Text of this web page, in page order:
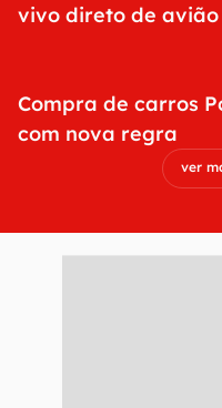
vivo direto de avião
Compra de carros
com nova regra
ver